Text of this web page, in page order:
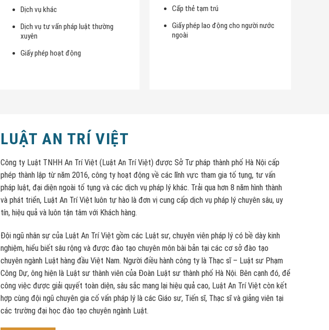
Dịch vụ khác
Dịch vụ tư vấn pháp luật thường
xuyên
Giấy phép hoạt động
Cấp thẻ tạm trú
Giấy phép lao động cho người nước
ngoài
LUẬT AN TRÍ VIỆT
Công ty Luật TNHH An Trí Việt (Luật An Trí Việt) được Sở Tư pháp thành phố Hà Nội cấp
phép thành lập từ năm 2016, công ty hoạt động về các lĩnh vực tham gia tố tụng, tư vấn
pháp luật, đại diện ngoài tố tụng và các dịch vụ pháp lý khác. Trải qua hơn 8 năm hình thành
và phát triển, Luật An Trí Việt luôn tự hào là đơn vị cung cấp dịch vụ pháp lý chuyên sâu, uy
tín, hiệu quả và luôn tận tâm với Khách hàng.
Đội ngũ nhân sự của Luật An Trí Việt gồm các Luật sư, chuyên viên pháp lý có bề dày kinh
nghiệm, hiểu biết sâu rộng và được đào tạo chuyên môn bài bản tại các cơ sở đào tạo
chuyên ngành Luật hàng đầu Việt Nam. Người điều hành công ty là Thạc sĩ – Luật sư Phạm
Công Dự, ông hiện là Luật sư thành viên của Đoàn Luật sư thành phố Hà Nội. Bên cạnh đó, để
công việc được giải quyết toàn diện, sâu sắc mang lại hiệu quả cao, Luật An Trí Việt còn kết
hợp cùng đội ngũ chuyên gia cố vấn pháp lý là các Giáo sư, Tiến sĩ, Thạc sĩ và giảng viên tại
các trường đại học đào tạo chuyên ngành Luật.